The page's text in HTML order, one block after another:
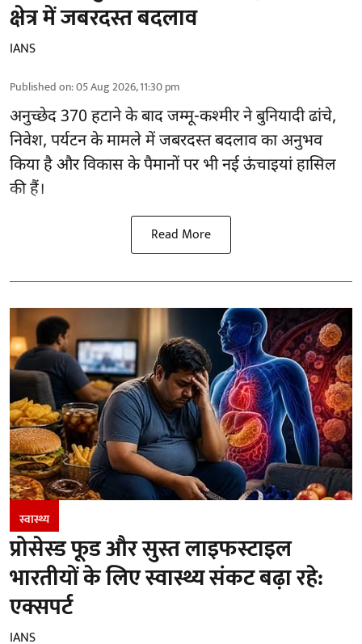
क्षेत्र में जबरदस्त बदलाव
IANS
Published on:05 Aug 2026, 11:30 pm
अनुच्छेद 370 हटाने के बादजम्मू-कश्मीर ने बुनियादी ढांचे,
निवेश, पर्यटन के मामले में जबरदस्त बदलाव का अनुभव
किया है और विकास के पैमानों पर भी नई ऊंचाइयां हासिल
की हैं।
Read More
स्वास्थ्य
प्रोसेस्ड फूड और सुस्त लाइफस्टाइल
भारतीयों के लिए स्वास्थ्य संकट बढ़ा रहे:
एक्सपर्ट
IANS